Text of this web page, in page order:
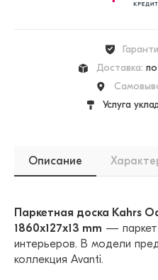
Доставка:
Услуга
Описание
Паркетная доска Kahrs
1860x127x13 mm — паркет
интерьеров. В модели
коллекция Avanti.